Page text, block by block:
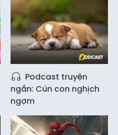
Podcast truyện
ngắn: Cún con nghịch
ngợm